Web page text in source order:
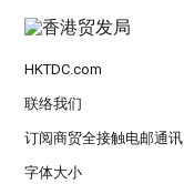
HKTDC.com
联络我们
订阅商贸全接触电邮通讯
字体大小